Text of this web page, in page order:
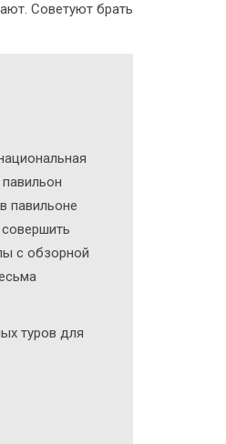
Советуют брать
павильоне
с обзорной
туров для